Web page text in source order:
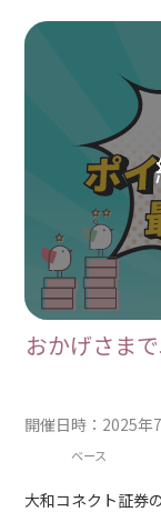
おかげさま
開催日時：2025年
ベース
大和コネクト証券